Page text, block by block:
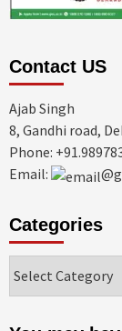
Contact US
Ajab Singh
8, Gandhi road,
Phone:
Email:
Categories